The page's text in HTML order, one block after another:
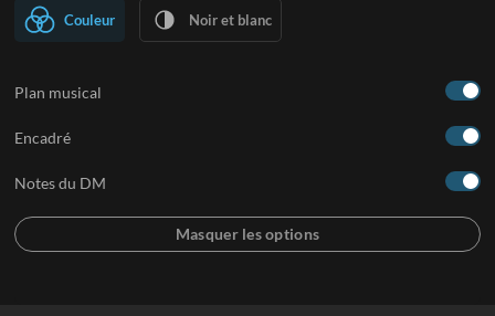
Couleur Noir et blanc
Plan musical
Encadré
Notes du DM